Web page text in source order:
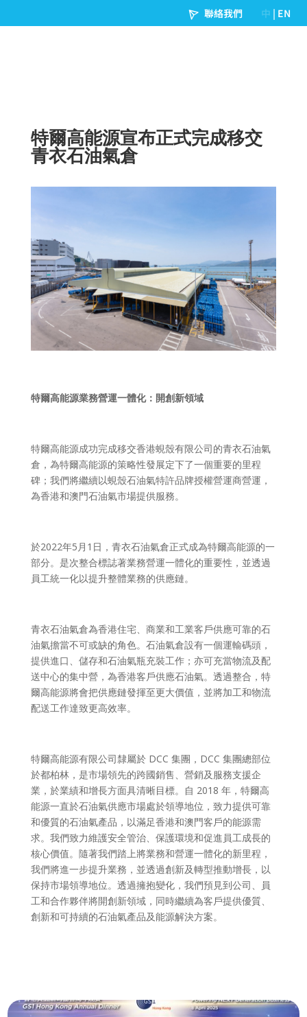
特爾高能源宣布正式完成移交
青衣石油氣倉
特爾高能源業務營運一體化：開創新領域
特爾高能源成功完成移交香港蜆殼有限公司的青衣石油氣
倉，為特爾高能源的策略性發展定下了一個重要的里程
碑；我們將繼續以蜆殼石油氣特許品牌授權營運商營運，
為香港和澳門石油氣市場提供服務。
於2022年5月 1 日，青衣石油氣倉正式成為特爾高能源的一
部分。是次整合標誌著業務營運一體化的重要性，並透過
員工統一化以提升整體業務的供應鏈。
青衣石油氣倉為香港住宅、商業和工業客戶供應可靠的石
油氣擔當不可或缺的角色。石油氣倉設有一個運輸碼頭，
提供進口、儲存和石油氣瓶充裝工作；亦可充當物流及配
送中心的集中營，為香港客戶供應石油氣。透過整合，特
爾高能源將會把供應鏈發揮至更大價值，並將加工和物流
配送工作達致更高效率。
特爾高能源有限公司隸屬於DCC 集團， DCC 集團總部位
於都柏林，是市場領先的跨國銷售、營銷及服務支援企
業，於業績和增長方面具清晰目標。自 2018 年，特爾高
能源一直於石油氣供應市場處於領導地位，致力提供可靠
和優質的石油氣產品，以滿足香港和澳門客戶的能源需
求。我們致力維護安全管治、保護環境和促進員工成長的
核心價值。隨著我們踏上將業務和營運一體化的新里程，
我們將進一步提升業務，並透過創新及轉型推動增長，以
保持市場領導地位。透過擁抱變化，我們預見到公司、員
工和合作夥伴將開創新領域，同時繼續為客戶提供優質、
創新和可持續的石油氣產品及能源解決方案。